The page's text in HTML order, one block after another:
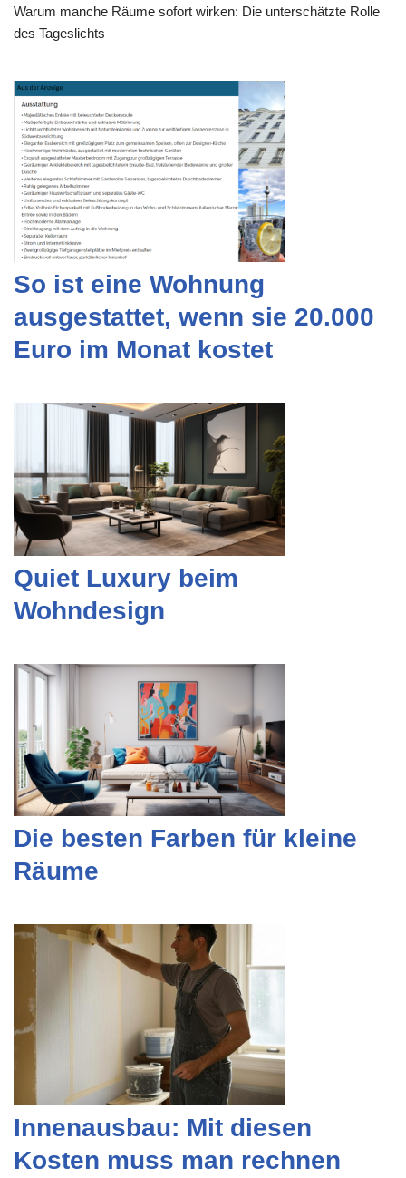
Warum manche Räume sofort wirken: Die unterschätzte Rolle
des Tageslichts
So ist eine Wohnung
ausgestattet, wenn sie 20.000
Euro im Monat kostet
Quiet Luxury beim
Wohndesign
Die besten Farben für kleine
Räume
Innenausbau: Mit diesen
Kosten muss man rechnen